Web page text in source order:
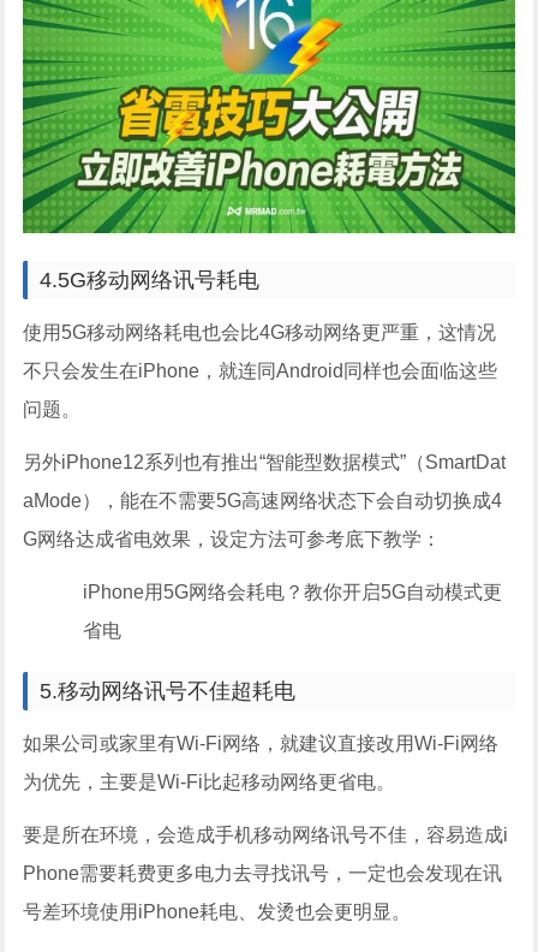
4.5G移动网络讯号耗电
使用5G移动网络耗电也会比4G移动网络更严重，这情况
不只会发生在iPhone，就连同Android同样也会面临这些
问题。
另外iPhone12系列也有推出“智能型数据模式”（SmartDat
aMode），能在不需要5G高速网络状态下会自动切换成4
G网络达成省电效果，设定方法可参考底下教学：
iPhone用5G网络会耗电？教你开启5G自动模式更
省电
5.移动网络讯号不佳超耗电
如果公司或家里有Wi-Fi网络，就建议直接改用Wi-Fi网络
为优先，主要是Wi-Fi比起移动网络更省电。
要是所在环境，会造成手机移动网络讯号不佳，容易造成i
Phone需要耗费更多电力去寻找讯号，一定也会发现在讯
号差环境使用iPhone耗电、发烫也会更明显。